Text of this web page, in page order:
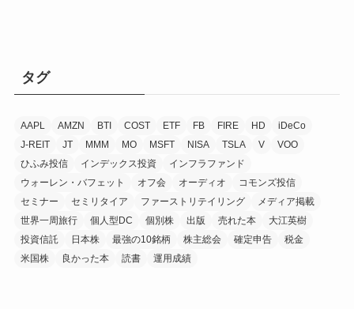
タグ
AAPL AMZN BTI COST ETF FB FIRE HD
iDeCo
J-REIT
JT MMM MO MSFT NISA TSLA V
VOO
ひふみ投信
インデックス投資
インフラファンド
ウォーレン・バフェット
オフ会 オーディオ
コモンズ投信
セミナー
セミリタイア ファーストリテイリング
メディア掲載
世界一周旅行
個人型DC 個別株 出版 売れた本
大江英樹
投資信託
日本株 最強の10銘柄 株主総会 確定申告
税金
米国株
良かった本 読書 運用成績